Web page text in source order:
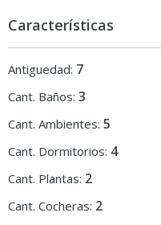
Características
Antiguedad: 7
Cant. Baños: 3
Cant. Ambientes: 5
Cant. Dormitorios: 4
Cant. Plantas: 2
Cant. Cocheras: 2